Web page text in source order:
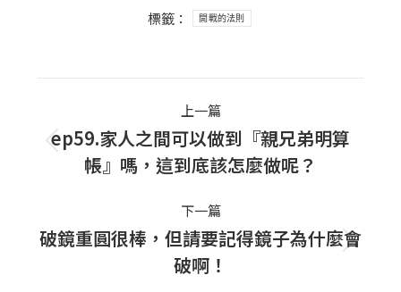
標籤：
開戰的法則
navigation
上一篇
上
一
篇
文
章：
ep59.家人之間可以做到『親兄弟明算
帳』嗎，這到底該怎麼做呢？
下一篇
下
一
破鏡重圓很棒，但請要記得鏡子為什麼會
破啊！